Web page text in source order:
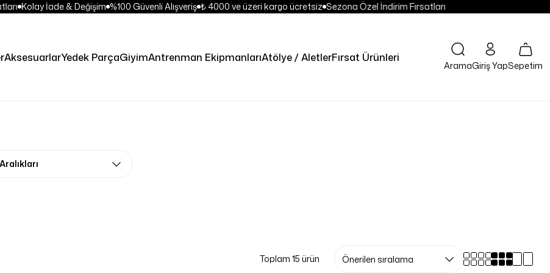
Kolay İade & Değişim %100 Güvenli Alışveriş ₺ 4000 ve üzeri kargo ücretsiz Sezona Özel İndirim Fırsatları
AksesuarlarYedek ParçaGiyimAntrenman EkipmanlarıAtölye / AletlerFırsat Ürünleri
AramaGiriş YapSepetim
Toplam 15 ürün